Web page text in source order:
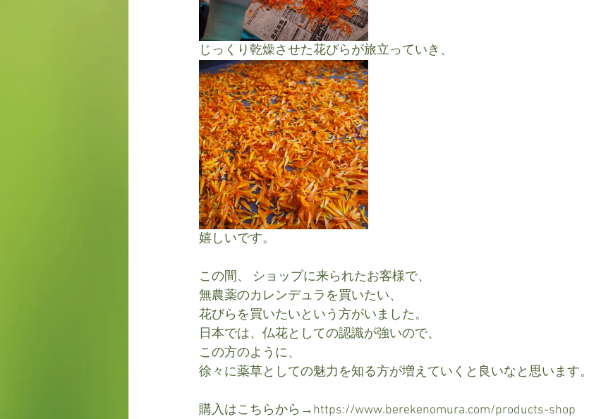
じっくり乾燥させた花びらが旅立っていき、
嬉しいです。
この間、 ショップに来られたお客様で、
無農薬のカレンデュラを買いたい、
花びらを買いたいという方がいました。
日本では、仏花としての認識が強いので、
この方のように、
徐々に薬草としての魅力を知る方が増えていくと良いなと思います。
購入はこちらから→https://www.berekenomura.com/products-shop